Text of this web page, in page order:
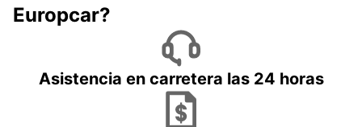
Europcar?
Asistencia en carretera las 24 horas